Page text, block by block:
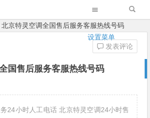
设置菜单
北京特灵空调全国售后服务客服热线号码
国售后服务客服热线号码
发表评论
24小时人工电话 北京特灵空调24小时售